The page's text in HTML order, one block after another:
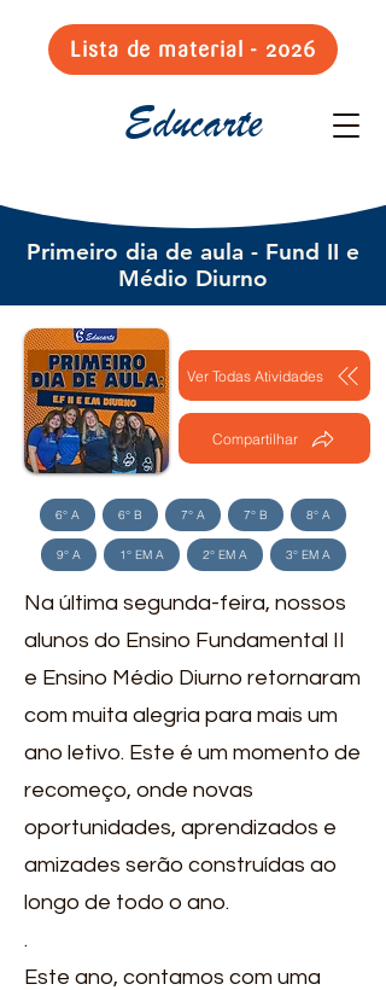
Lista de material - 2026
Educarte
Primeiro dia de aula - Fund II e
Médio Diurno
Ver Todas Atividades
Compartilhar
6° A 6° B 7° A 7° B 8° A
9° A 1° EM A 2° EM A 3° EM A
Na última segunda-feira, nossos
alunos do Ensino Fundamental II
e Ensino Médio Diurno retornaram
com muita alegria para mais um
ano letivo. Este é um momento de
recomeço, onde novas
oportunidades, aprendizados e
amizades serão construídas ao
longo de todo o ano.
.
Este ano, contamos com uma